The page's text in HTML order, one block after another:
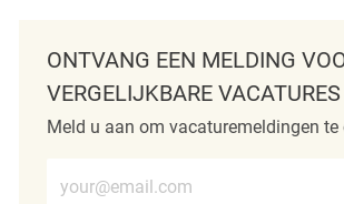
ONTVANG EEN MELDING
VERGELIJKBARE VACATURES
Meld u aan om vacaturemeldingen te